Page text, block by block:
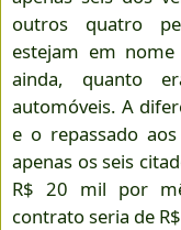
outros quatro
estejam em
ainda, quanto
automóveis. A
e o repassado
apenas os seis
R$ 20 mil por
contrato seria de